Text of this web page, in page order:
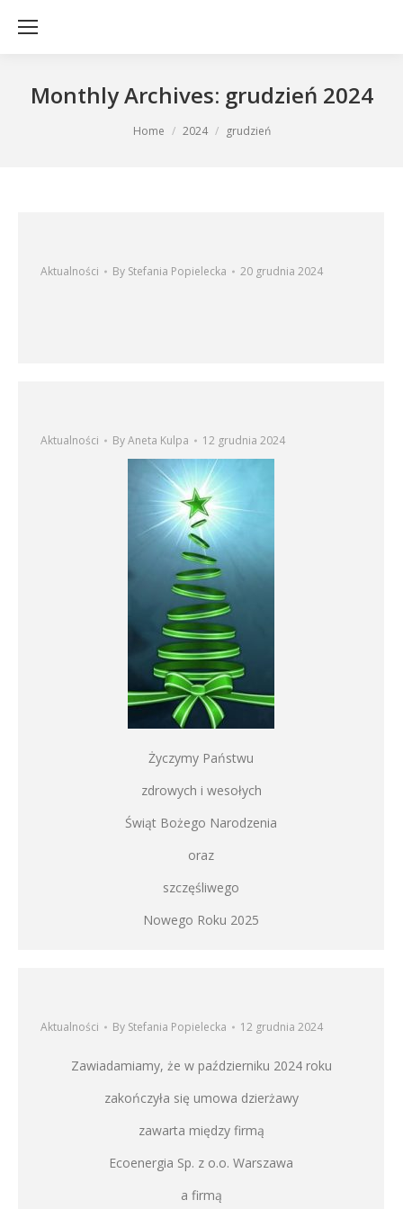
Monthly Archives: grudzień 2024
Home 2024 grudzień
Aktualności By Stefania Popielecka 20 grudnia 2024
Aktualności ByAneta Kulpa 12 grudnia 2024
Życzymy Państwu
zdrowych i wesołych
Świąt Bożego Narodzenia
oraz
szczęśliwego
Nowego Roku 2025
Aktualności By Stefania Popielecka 12 grudnia 2024
Zawiadamiamy, że w październiku 2024 roku
zakończyła się umowa dzierżawy
zawarta między firmą
Ecoenergia Sp. z o.o. Warszawa
a firmą